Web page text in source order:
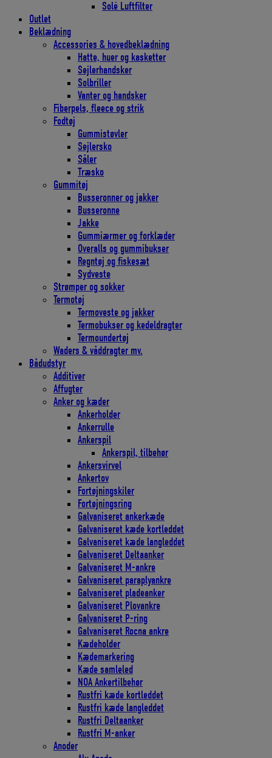
Solé Luftfilter
Outlet
Beklædning
Accessories & hovedbeklædning
Hatte, huer og kasketter
Sejlerhandsker
Solbriller
Vanter og handsker
Fiberpels, fleece og strik
Fodtøj
Gummistøvler
Sejlersko
Såler
Træsko
Gummitøj
Busseronner og jakker
Busseronne
Jakke
Gummiærmer og forklæder
Overalls og gummibukser
Regntøj og fiskesæt
Sydveste
Strømper og sokker
Termotøj
Termoveste og jakker
Termobukser og kedeldragter
Termoundertøj
Waders & våddragter mv.
Bådudstyr
Additiver
Affugter
Anker og kæder
Ankerholder
Ankerrulle
Ankerspil
Ankerspil, tilbehør
Ankersvirvel
Ankertov
Fortøjningskiler
Fortøjningsring
Galvaniseret ankerkæde
Galvaniseret kæde kortleddet
Galvaniseret kæde langleddet
Galvaniseret Deltaanker
Galvaniseret M-ankre
Galvaniseret paraplyankre
Galvaniseret pladeanker
Galvaniseret Plovankre
Galvaniseret P-ring
Galvaniseret Rocna ankre
Kædeholder
Kædemarkering
Kæde samleled
NOA Ankertilbehør
Rustfri kæde kortleddet
Rustfri kæde langleddet
Rustfri Deltaanker
Rustfri M-anker
Anoder